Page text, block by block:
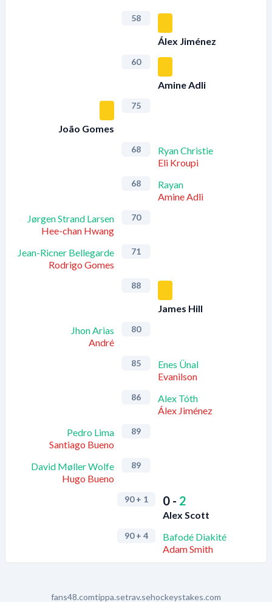
58
Álex Jiménez
60
Amine Adli
João Gomes
75
68
Ryan Christie
Eli Kroupi
68
Rayan
Amine Adli
Jørgen Strand Larsen
Hee-chan Hwang
70
Jean-Ricner Bellegarde
Rodrigo Gomes
71
88
James Hill
Jhon Arias
André
80
85
Enes Ünal
Evanilson
86
Alex Tóth
Álex Jiménez
Pedro Lima
Santiago Bueno
89
David Møller Wolfe
Hugo Bueno
89
90+ 1 0 - 2
Alex Scott
90+ 4
Bafodé Diakité
Adam Smith
fans48.comtippa.setrav.sehockeystakes.com